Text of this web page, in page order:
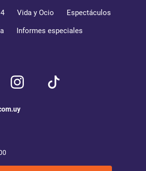
Vida y Ocio Espectáculos
Informes especiales